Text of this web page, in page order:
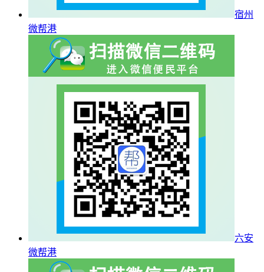
宿州
微帮港
六安
微帮港